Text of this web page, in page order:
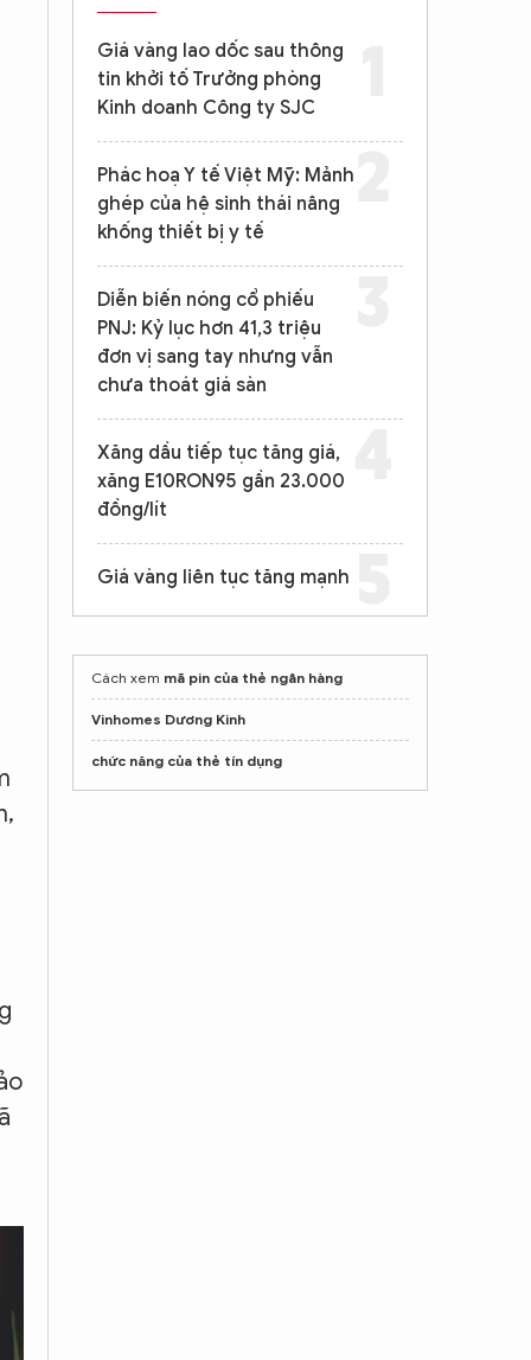
Giá vàng lao dốc sau thông
tin khởi tố Trưởng phòng
Kinh doanh Công ty SJC
Phác hoạ Y tế Việt Mỹ: Mảnh
ghép của hệ sinh thái nâng
khống thiết bị y tế
Diễn biến nóng cổ phiếu
PNJ: Kỷ lục hơn 41,3 triệu
đơn vị sang tay nhưng vẫn
chưa thoát giá sàn
Xăng dầu tiếp tục tăng giá,
xăng E10RON95 gần 23.000
đồng/lít
Giá vàng liên tục tăng mạnh
Cách xem mã pin của thẻ ngân hàng
Vinhomes Dương Kinh
chức năng của thẻ tín dụng